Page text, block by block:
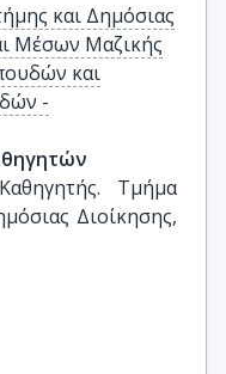
και Δημόσιας
Μέσων Μαζικής
και
-
Τμήμα
Διοίκησης,